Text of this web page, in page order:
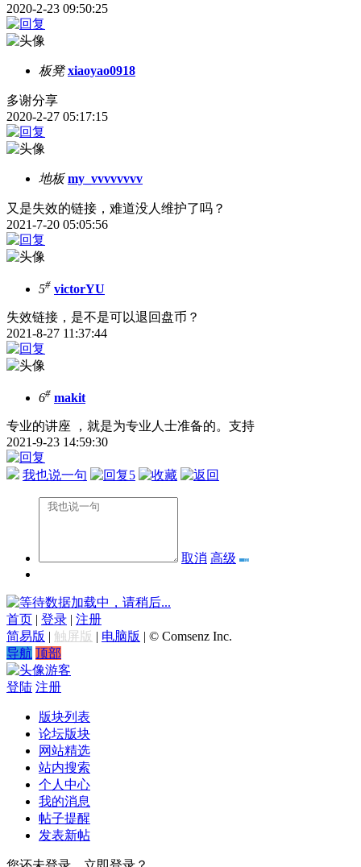
2020-2-23 09:50:25
板凳 xiaoyao0918
多谢分享
2020-2-27 05:17:15
地板 my_vvvvvvvv
又是失效的链接，难道没人维护了吗？
2021-7-20 05:05:56
5# victorYU
失效链接，是不是可以退回盘币？
2021-8-27 11:37:44
6# makit
专业的讲座 ，就是为专业人士准备的。支持
2021-9-23 14:59:30
我也说一句 5
取消 高级
数据加载中，请稍后...
首页 | 登录 | 注册
简易版 | 触屏版 | 电脑版 | © Comsenz Inc.
导航 顶部
游客
登陆 注册
版块列表
论坛版块
网站精选
站内搜索
个人中心
我的消息
帖子提醒
发表新帖